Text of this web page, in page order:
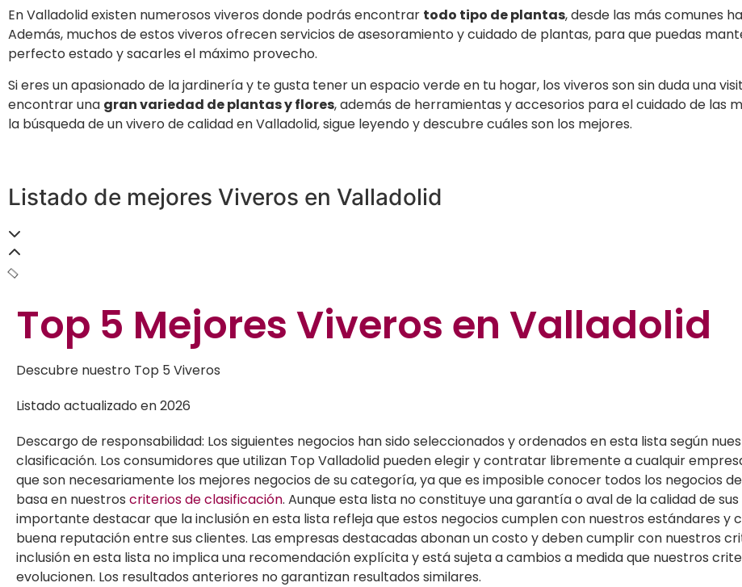
En Valladolid existen numerosos viveros donde podrás encontrar todo tipo de plantas, desde las más comunes
Además, muchos de estos viveros ofrecen servicios de asesoramiento y cuidado de plantas, para que puedas
perfecto estado y sacarles el máximo provecho.
Si eres un apasionado de la jardinería y te gusta tener un espacio verde en tu hogar, los viveros son sin duda una
encontrar una gran variedad de plantas y flores, además de herramientas y accesorios para el cuidado de las
la búsqueda de un vivero de calidad en Valladolid, sigue leyendo y descubre cuáles son los mejores.
Listado de mejores Viveros en Valladolid
Top 5 Mejores Viveros en Valladolid
Descubre nuestro Top 5 Viveros
Listado actualizado en 2026
Descargo de responsabilidad: Los siguientes negocios han sido seleccionados y ordenados en esta lista según
clasificación. Los consumidores que utilizan Top Valladolid pueden elegir y contratar libremente a cualquir
que son necesariamente los mejores negocios de su categoría, ya que es imposible conocer todos los negocios
basa en nuestros criterios de clasificación. Aunque esta lista no constituye una garantía o aval de la calidad de
importante destacar que la inclusión en esta lista refleja que estos negocios cumplen con nuestros estándares y
buena reputación entre sus clientes. Las empresas destacadas abonan un costo y deben cumplir con nuestros
inclusión en esta lista no implica una recomendación explícita y está sujeta a cambios a medida que nuestros
evolucionen. Los resultados anteriores no garantizan resultados similares.